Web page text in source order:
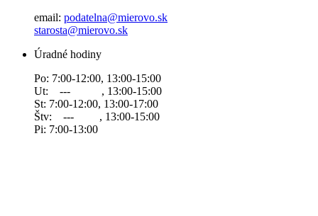
email: podatelna@mierovo.sk
starosta@mierovo.sk
Úradné hodiny
Po: 7:00-12:00, 13:00-15:00
Ut: --- , 13:00-15:00
St: 7:00-12:00, 13:00-17:00
Štv: --- , 13:00-15:00
Pi: 7:00-13:00